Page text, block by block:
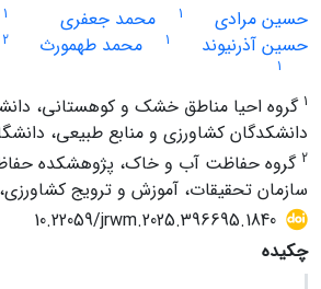
حسین مرادی
1 محمد جعفری 1
حسین آذرنیوند 1 محمد طهمورث 2
1
1 گروه احیا مناطق خشک و کوهستانی،
دانشکدگان کشاورزی و منابع طبیعی،
2 گروه حفاظت آب و خاک، پژوهشکده
سازمان تحقیقات، آموزش و ترویج کشاورزی،
10.22059/jrwm.2025.396695.1840
چکیده